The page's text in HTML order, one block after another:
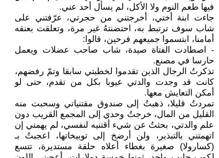
فيها طعم النوم ولا الأكل، لم يسأل أحد عني.
جاءت ابنة أختي، أخرجتني من حجرتي، عرّفتني على
شاب سوف ترتبط به، احتضنتهُ غير مرة، وتعلقت بعنقه
أمامنا، ابتسموا جميعهم فرحين، قالوا:
- اصطادت الفتاة صيدة، شاب صاحب عضلات ويعمل
حارسا في مصنع.
تذكرتُ الرجال الذين تقدموا لخطبتي سابقا وتمّ رفضهم،
كانت قد وجدت والدتي عيوبا بكل من تقدم، حتى لو
أمكن التعايش معها.
تمردتُ قليلا، ذهبتُ إلى صندوق مقتنياتي وسحبت منه
القليل من المال، خرجتُ وحدي إلى المجمع القريب دون
علم والدتي، بحثتُ عن شيء أقتنيه لنفسي، لم يهمني إن
اتهمتني بالتبذير، ولن أرضخ إلى توبيخاتها، اعجبتُ بـ
(كسارولا) صغيرة بغطاء أعلاه حلقة مستديرة، تتسع